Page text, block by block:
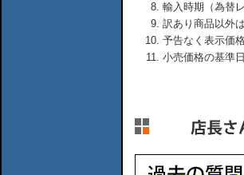
輸入時期（為替
訳あり商品以外
予告なく表示価
小売価格の基準